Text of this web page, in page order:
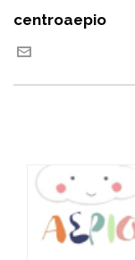
centroaepio